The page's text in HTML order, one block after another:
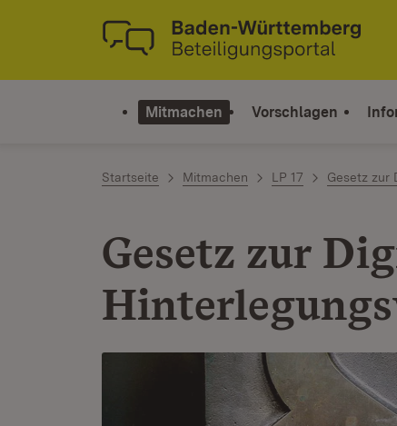
Zum Inhalt springen
Link zur Startseite
Mitmachen Vorschlagen
Startseite Mitmachen LP 17 Gesetz zur
Gesetz zur